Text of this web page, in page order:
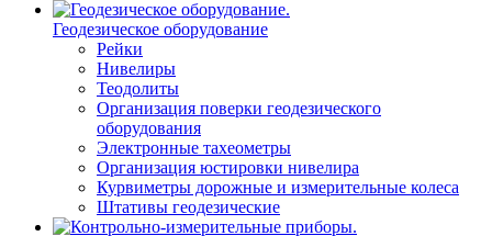
Геодезическое оборудование
Рейки
Нивелиры
Теодолиты
Организация поверки геодезического
оборудования
Электронные тахеометры
Организация юстировки нивелира
Курвиметры дорожные и измерительные колеса
Штативы геодезические